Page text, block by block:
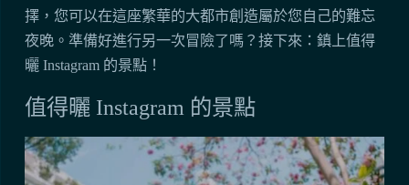
擇，您可以在這座繁華的大都市創造屬於您自己的難忘
夜晚。準備好進行另一次冒險了嗎？接下來：鎮上值得
曬 Instagram 的景點！
值得曬 Instagram 的景點